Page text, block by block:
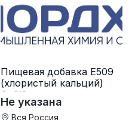
Пищевая добавка Е509
(хлористый кальций)
CaCl2
Не указана
Вся Россия